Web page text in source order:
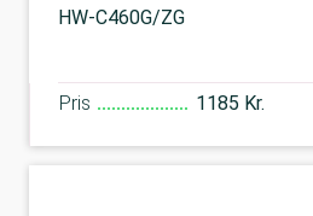
HW-C460G/ZG
Pris 1185 Kr.